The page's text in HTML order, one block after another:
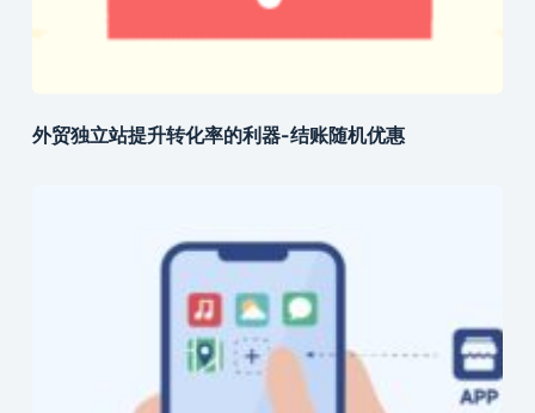
外贸独立站提升转化率的利器-结账随机优惠